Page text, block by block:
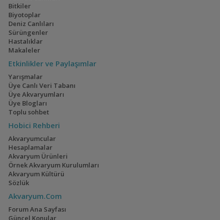
Geophagus Red
Head Tapajos
Mavi Melek Karides
Cyrtocara Moorii
Java Moss , Java Fern Filizleri
Rasbora Arıyorum
Bitkiler
Biyotoplar
Deniz Canlıları
Sürüngenler
Hastalıklar
Makaleler
Etkinlikler ve Paylaşımlar
Yarışmalar
Üye Canlı Veri Tabanı
Üye Akvaryumları
Üye Blogları
Toplu sohbet
Hobici Rehberi
Akvaryumcular
Hesaplamalar
Akvaryum Ürünleri
Örnek Akvaryum Kurulumları
Akvaryum Kültürü
Sözlük
Akvaryum.Com
Forum Ana Sayfası
Güncel Konular